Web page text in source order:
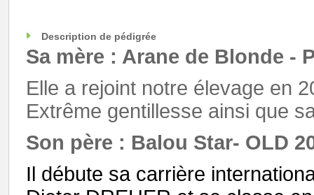
Description de pédigrée
Sa mère : Arane de Blonde -
Elle a rejoint notre élevage en
Extrême gentillesse ainsi que
Son père : Balou Star- OLD
Il débute sa carrière